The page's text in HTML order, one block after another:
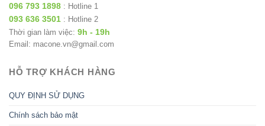
096 793 1898 : Hotline 1
093 636 3501 : Hotline 2
Thời gian làm việc: 9h - 19h
Email: macone.vn@gmail.com
HỖ TRỢ KHÁCH HÀNG
QUY ĐỊNH SỬ DỤNG
Chính sách bảo mật